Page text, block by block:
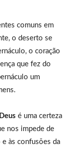
comuns em
o deserto se
o coração
que fez do
um
é uma certeza
nos impede de
às confusões da